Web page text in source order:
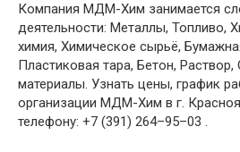
Компания МДМ-Хим занимается
деятельности: Металлы, Топливо,
химия, Химическое сырьё,
Пластиковая тара, Бетон,
материалы. Узнать цены, график
организации МДМ-Хим в г.
телефону: +7 (391) 264–95–03 .